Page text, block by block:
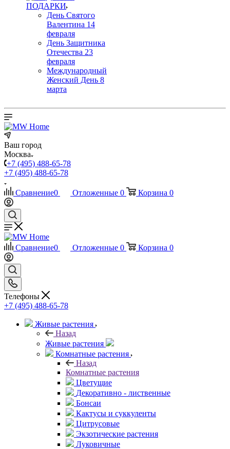
ПОДАРКИ
День Святого
Валентина 14
февраля
День Защитника
Отечества 23
февраля
Международный
Женский День 8
марта
Ваш город
Москва
+7 (495) 488-65-78
+7 (495) 488-65-78
Сравнение0 Отложенные 0 Корзина 0
Сравнение0 Отложенные 0 Корзина 0
Телефоны
+7 (495) 488-65-78
Живые растения
Назад
Живые растения
Комнатные растения
Назад
Комнатные растения
Цветущие
Декоративно - лиственные
Бонсаи
Кактусы и суккуленты
Цитрусовые
Экзотические растения
Луковичные